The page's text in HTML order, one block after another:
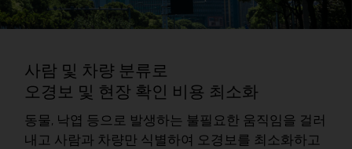
사람 및 차량 분류 로
오경보 및 현장 확인 비용 최소화
동물, 낙엽 등으로 발생하는 불필요한 움직임을 걸러
내고 사람과 차량만 식별하여 오경보를 최소화하고